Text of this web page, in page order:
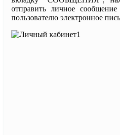
отправить личное
пользователю электронное